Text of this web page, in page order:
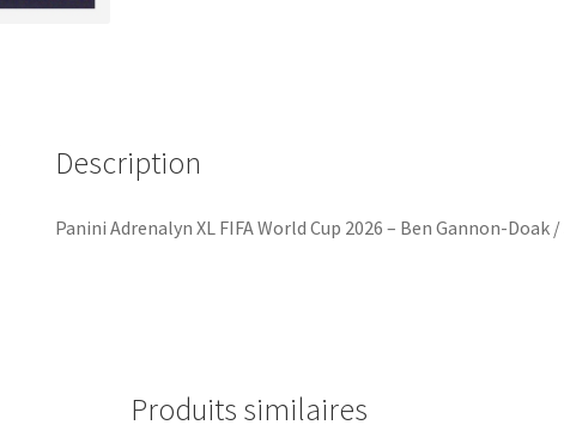
/
#416
Description
Panini Adrenalyn XL FIFA World Cup 2026 – Ben Gannon-Doak
Produits similaires